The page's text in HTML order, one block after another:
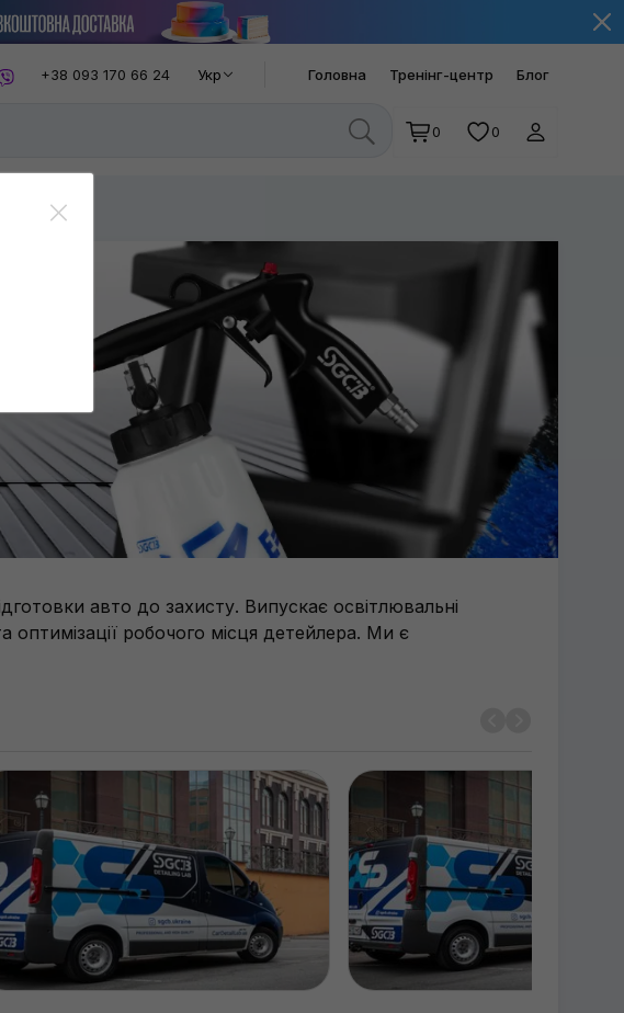
+38 093 170 66 24 Укр Головна Тренінг-центр Блог
0 0
авто до захисту. Випускає освітлювальні
робочого місця детейлера. Ми є